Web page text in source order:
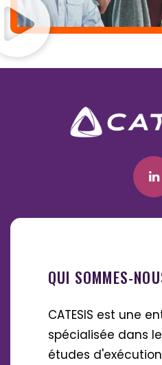
QUI SOMMES-
CATESIS est une
spécialisée dans
études